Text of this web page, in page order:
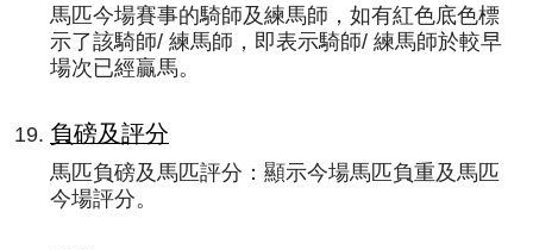
馬匹今場賽事的騎師及練馬師，如有紅色底色標
示了該騎師/ 練馬師，即表示騎師/ 練馬師於較早
場次已經贏馬。
負磅及評分
馬匹負磅及馬匹評分：顯示今場馬匹負重及馬匹
今場評分。